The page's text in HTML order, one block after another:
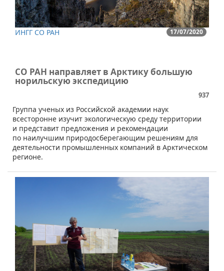
17/07/2020
ИНГГ СО РАН
СО РАН направляет в Арктику большую
норильскую экспедицию
937
​​Группа ученых из Российской академии наук
всесторонне изучит экологическую среду территории
и представит предложения и рекомендации
по наилучшим природосберегающим решениям для
деятельности промышленных компаний в Арктическом
регионе.